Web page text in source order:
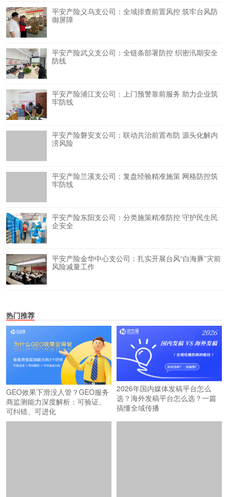
平安产险义乌支公司：全域排查前置风控 筑牢台风防
御屏障
平安产险武义支公司：全链条部署防控 织密汛期安全
防线
平安产险浦江支公司：上门预警靠前服务 助力企业筑
牢防线
平安产险磐安支公司：联动共治前置布防 源头化解内
涝风险
平安产险兰溪支公司：复盘经验精准施策 网格防控筑
牢防线
平安产险东阳支公司：分类施策精准防控 守护民生民
企安全
平安产险金华中心支公司：扎实开展台风“白海豚”灾前
风险减量工作
热门推荐
GEO效果下滑没人管？GEO服务
商监测能力深度解析：可验证、
可纠错、可进化
2026年国内媒体发稿平台怎么
选？海外发稿平台怎么选？一篇
搞懂全域传播